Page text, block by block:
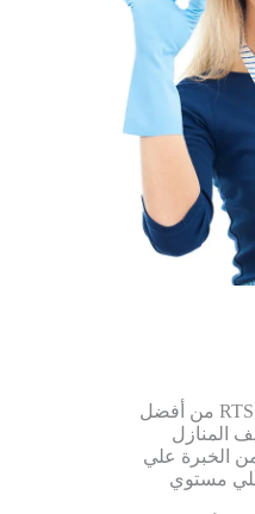
تعتبر شركة نظافة منازل RTS Clean من أفضل
المنازل
أكثر من 12 سنة من الخبرة علي
مستوي